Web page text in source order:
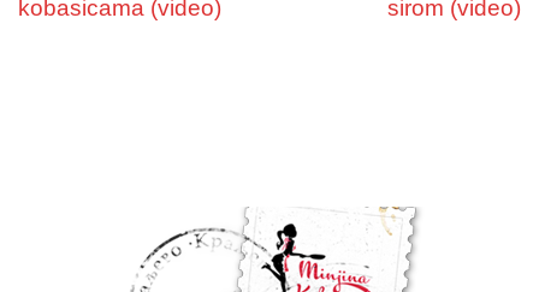
kobasicama (video)
sirom (video)